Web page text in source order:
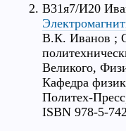
В31я7/И20
В.К. Иванов ;
Великого,
Кафедра
Политех-
ISBN 978-5-